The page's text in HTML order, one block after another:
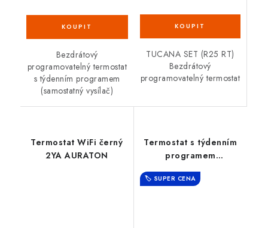
Bezdrátový
programovatelný termostat
s týdenním programem
(samostatný vysílač)
TUCANA SET (R25 RT)
Bezdrátový
programovatelný termostat
Termostat WiFi černý
2YA AURATON
Termostat s týdenním
programem
bezdrátový FENIX SET
AURATON
🏷️ SUPER CENA